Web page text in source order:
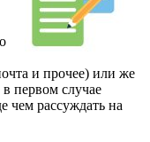
и прочее) или же
первом случае
чем рассуждать на